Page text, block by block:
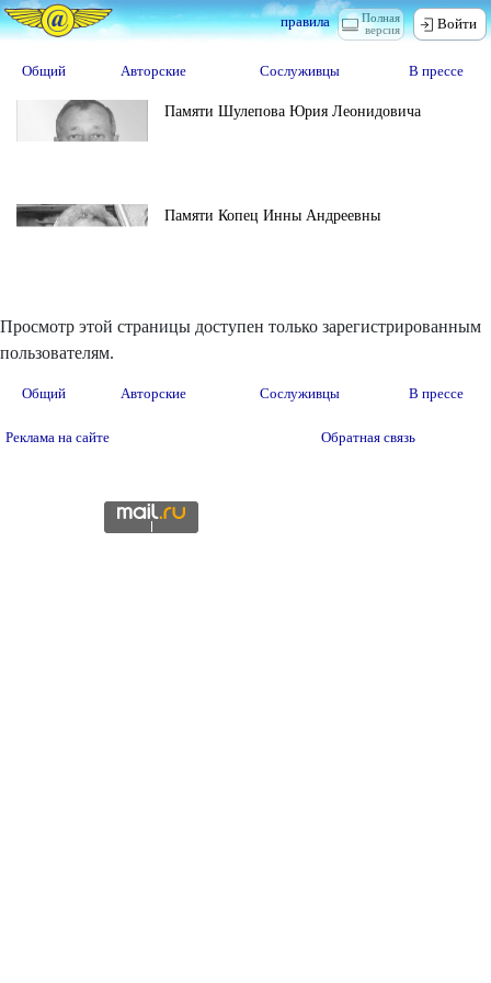
Полная
версия
правила Войти
Общий Авторские Сослуживцы В прессе
Памяти Шулепова Юрия Леонидовича
Памяти Копец Инны Андреевны
Просмотр этой страницы доступен только зарегистрированным
пользователям.
Общий Авторские Сослуживцы В прессе
Реклама на сайте Обратная связь